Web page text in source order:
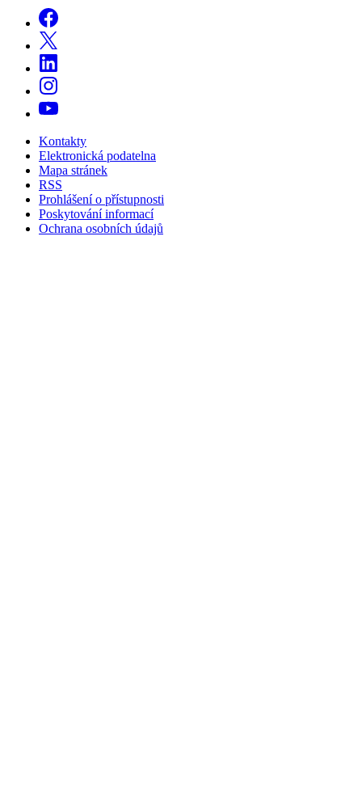
Kontakty
Elektronická podatelna
Mapa stránek
RSS
Prohlášení o přístupnosti
Poskytování informací
Ochrana osobních údajů